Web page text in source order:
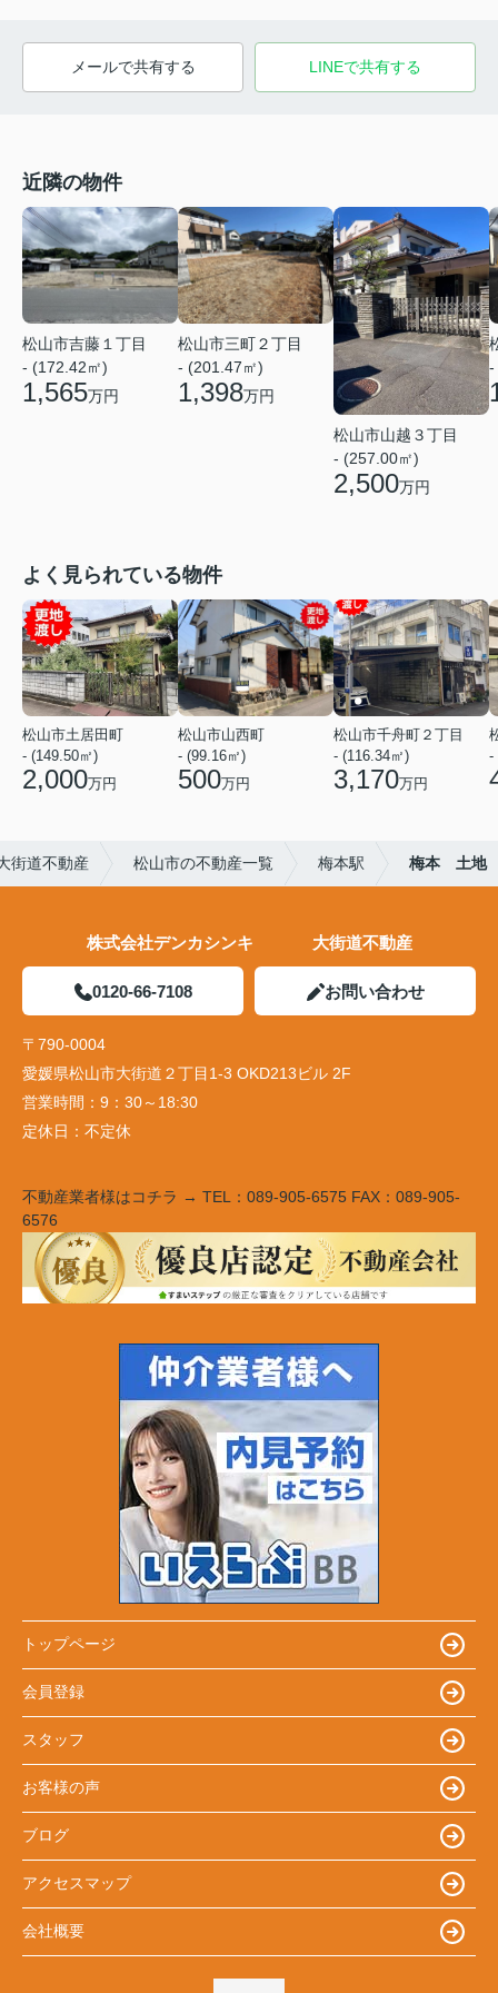
メールで共有する LINEで共有する
近隣の物件
松山市吉藤１丁目
- (172.42㎡)
1,565万円
松山市三町２丁目
- (201.47㎡)
1,398万円
松山市山越３丁目
- (257.00㎡)
2,500万円
-
よく見られている物件
松山市土居田町
- (149.50㎡)
2,000万円
松山市山西町
- (99.16㎡)
500万円
松山市千舟町２丁目
- (116.34㎡)
3,170万円
-
街道不動産 松山市の不動産一覧 梅本駅 梅本 土地
株式会社デンカシンキ 大街道不動産
0120-66-7108 お問い合わせ
〒790-0004
愛媛県松山市大街道２丁目1-3 OKD213ビル 2F
営業時間： 9：30～18:30
定休日： 不定休
不動産業者様はコチラ → TEL：089-905-6575 FAX：089-905-
6576
トップページ
会員登録
スタッフ
お客様の声
ブログ
アクセスマップ
会社概要